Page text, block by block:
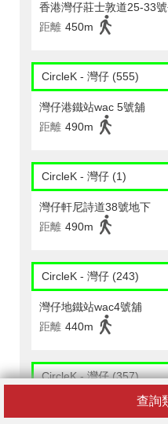
查詢
香港灣仔莊士敦道25-33
距離 450m
CircleK - 灣仔 (555)
灣仔港鐵站wac 5號舖
距離 490m
CircleK - 灣仔 (1)
灣仔軒尼詩道38號地下
距離 490m
CircleK - 灣仔 (243)
灣仔地鐵站wac4號舖
距離 440m
CircleK - 灣仔 (357)
香港灣仔道89號地下